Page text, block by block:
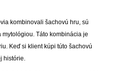
kombinovali šachovú hru, sú
Táto kombinácia je
Keď si klient kúpi túto šachovú
histórie.